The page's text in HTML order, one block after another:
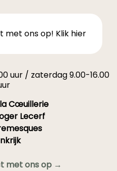
met ons op! Klik hier
uur / zaterdag 9.00-16.00
Cœuillerie
Lecerf
met ons op →